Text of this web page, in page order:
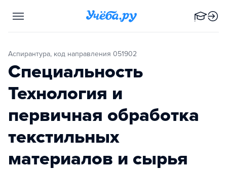
Аспирантура, код направления 051902
Специальность
Технология и
первичная обработка
текстильных
материалов и сырья